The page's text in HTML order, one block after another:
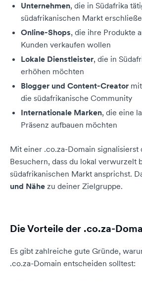
Unternehmen, die in Südafrika
südafrikanischen Markt
Online-Shops, die ihre Produkte
Kunden verkaufen wollen
Lokale Dienstleister, die in
erhöhen möchten
Blogger und Content-Creator
die südafrikanische Community
Internationale Marken, die eine
Präsenz aufbauen möchten
Mit einer .co.za-Domain signalisierst
Besuchern, dass du lokal verwurzelt
südafrikanischen Markt ansprichst.
und Nähe zu deiner Zielgruppe.
Die Vorteile der .co.za-
Es gibt zahlreiche gute Gründe,
.co.za-Domain entscheiden solltest: